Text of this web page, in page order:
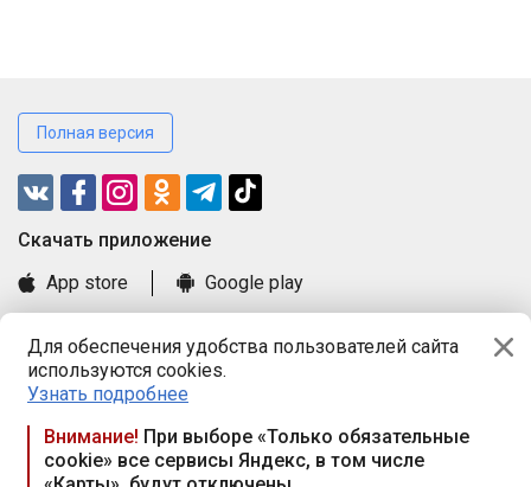
Для обеспечения удобства пользователей сайта
используются cookies.
Узнать подробнее
Внимание! При выборе «Только обязательные
cookie» все сервисы Яндекс, в том числе
Полная версия
Cкачать приложение
App store
Google play
Книга замечаний и предложений
Правила и документы
Praca.by © 2000—2026, ООО «ПРАЦА БАЙ»
Республика Беларусь, 220114, г. Минск, пр-т Независимости
117а, пом. № 9.